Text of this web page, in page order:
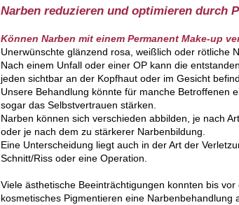
Narben reduzieren und optimieren durch
Können Narben mit einem Permanent Make-up
Unerwünschte glänzend rosa, weißlich oder rötliche
Nach einem Unfall oder einer OP kann die
jeden sichtbar an der Kopfhaut oder im Gesicht
Unsere Behandlung könnte für manche Betroffenen
sogar das Selbstvertrauen stärken.
Narben können sich verschieden abbilden, je nach
oder je nach dem zu stärkerer Narbenbildung.
Eine Unterscheidung liegt auch in der Art der
Schnitt/Riss oder eine Operation.
Viele ästhetische Beeinträchtigungen konnten bis
kosmetisches Pigmentieren eine Narbenbehandlung